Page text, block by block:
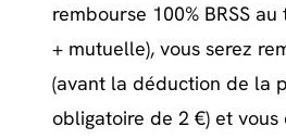
rembourse 100% BRSS
+ mutuelle), vous serez
(avant la déduction de la
obligatoire de 2 €) et